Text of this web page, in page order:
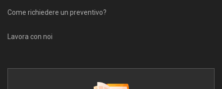
Come richiedere un preventivo?
Lavora con noi